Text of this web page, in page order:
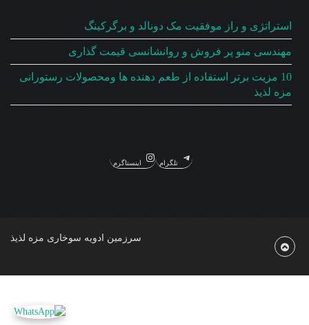
استراتژی و راز موفقیت مک دونالد و برگرکینگ
مهندسی منو پر فروش و روانشانسی قیمت گذاری
10 مزیت برتر استفاده از طعم دهنده ها ومحصولات رستورانی
مزه لذیذ
تلگرام اینستاگرم
سرزمین ادویه سوخاری مزه لذیذ